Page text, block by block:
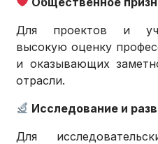
Для проектов и
высокую оценку
и оказывающих
отрасли.
Исследование и
Для